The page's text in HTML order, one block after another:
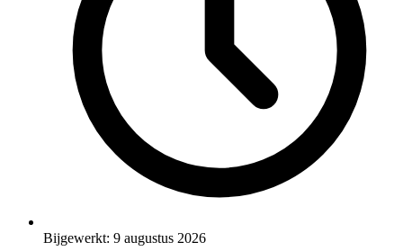
Bijgewerkt: 9 augustus 2026